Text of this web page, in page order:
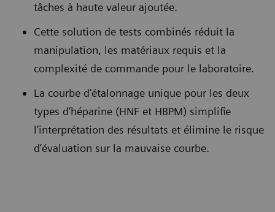
tâches à haute valeur ajoutée.
Cette solution de tests combinés réduit la
manipulation, les matériaux requis et la
complexité de commande pour le laboratoire.
La courbe d’étalonnage unique pour les deux
types d’héparine (HNF et HBPM) simplifie
l’interprétation des résultats et élimine le risque
d’évaluation sur la mauvaise courbe.